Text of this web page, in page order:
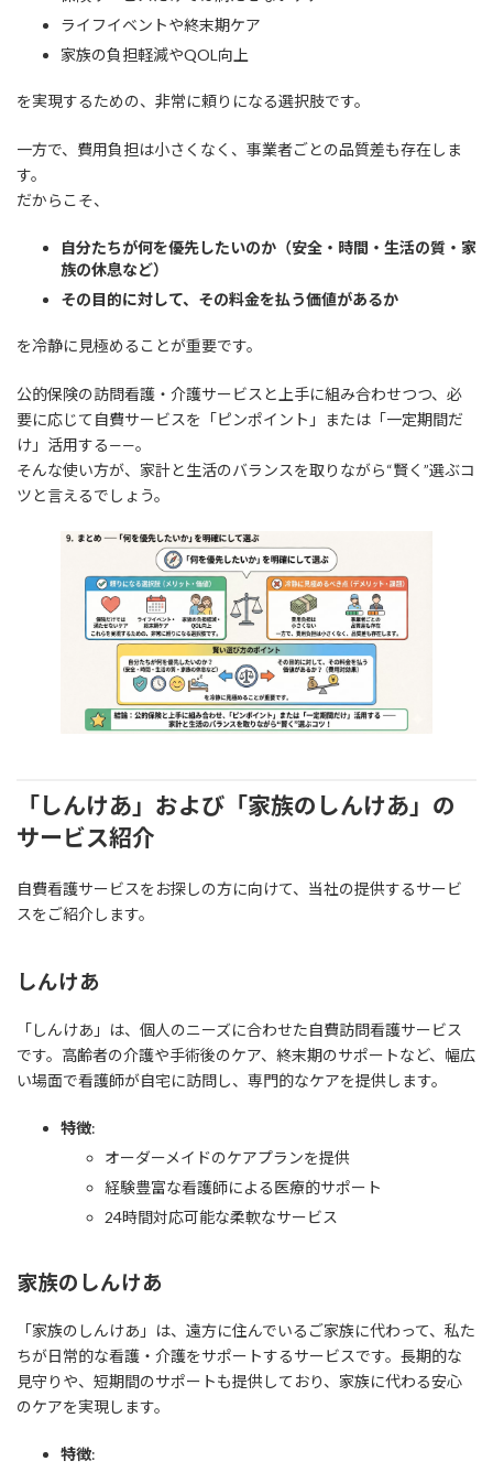
ライフイベントや終末期ケア
家族の負担軽減やQOL向上
を実現するための、非常に頼りになる選択肢です。
一方で、費用負担は小さくなく、事業者ごとの品質差も存在しま
す。
だからこそ、
自分たちが何を優先したいのか（安全・時間・生活の質・家
族の休息など）
その目的に対して、その料金を払う価値があるか
を冷静に見極めることが重要です。
公的保険の訪問看護・介護サービスと上手に組み合わせつつ、必
要に応じて自費サービスを「ピンポイント」または「一定期間だ
け」活用する——。
そんな使い方が、家計と生活のバランスを取りながら“賢く”選ぶコ
ツと言えるでしょう。
「しんけあ」および「家族のしんけあ」の
サービス紹介
自費看護サービスをお探しの方に向けて、当社の提供するサービ
スをご紹介します。
しんけあ
「しんけあ」は、個人のニーズに合わせた自費訪問看護サービス
です。高齢者の介護や手術後のケア、終末期のサポートなど、幅広
い場面で看護師が自宅に訪問し、専門的なケアを提供します。
特徴:
オーダーメイドのケアプランを提供
経験豊富な看護師による医療的サポート
24時間対応可能な柔軟なサービス
家族のしんけあ
「家族のしんけあ」は、遠方に住んでいるご家族に代わって、私た
ちが日常的な看護・介護をサポートするサービスです。長期的な
見守りや、短期間のサポートも提供しており、家族に代わる安心
のケアを実現します。
特徴: